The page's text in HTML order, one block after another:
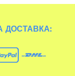
ДОСТАВКА: